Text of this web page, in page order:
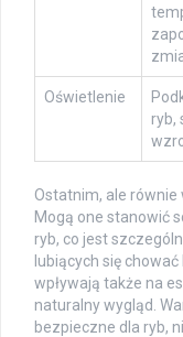
Oświetlenie
ryb,
Ostatnim, ale równie
Mogą one stanowić
ryb, co jest
lubiących się
wpływają także na
naturalny wygląd.
bezpieczne dla ryb,